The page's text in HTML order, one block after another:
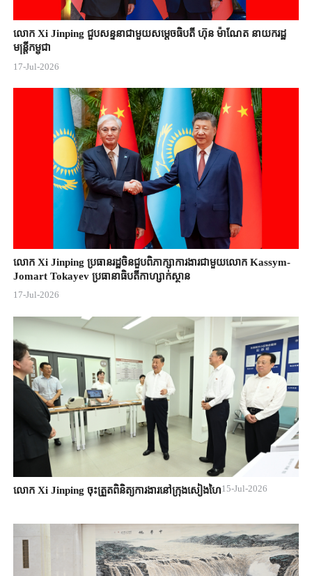
លោក Xi Jinping ជួបសន្ទនាជាមួយសម្តេចធិបតី ហ៊ុន ម៉ាណែត នាយករដ្ឋ
មន្ត្រីកម្ពុជា
17-Jul-2026
លោក Xi Jinping ប្រធានរដ្ឋចិន​ជួបពិភាក្សា​ការងារជាមួយ​លោក Kassym-
Jomart ​Tokayev ​ប្រធានាធិបតី​កាហ្សាក់ស្ថាន​
17-Jul-2026
លោក Xi Jinping ចុះត្រួតពិនិត្យការងារនៅក្រុងសៀងហៃ15-Jul-2026